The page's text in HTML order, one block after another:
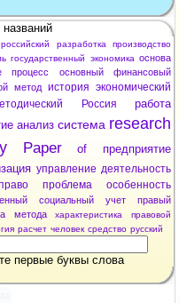
названий
российский разработка
производство
государственный экономика основа
процесс основный
финансовый
метод история экономический
Россия
работа
анализ система research
Paper of
предприятие
управление деятельность
проблема особенность
социальный учет
правый
метода характеристика
правовой
расчет человек средство русский
первые буквы слова